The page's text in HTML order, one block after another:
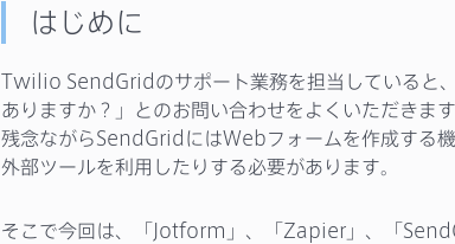
はじめに
Twilio SendGridのサポート業務を担当していると
ありますか？」とのお問い合わせをよくいただきます
残念ながらSendGridにはWebフォームを作成する機
外部ツールを利用したりする必要があります。
そこで今回は、「Jotform」、「Zapier」、「